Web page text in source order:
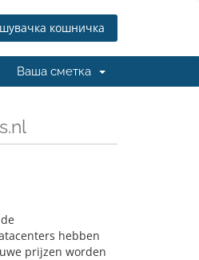
кошничка
Ваша сметка
hebben
prijzen worden